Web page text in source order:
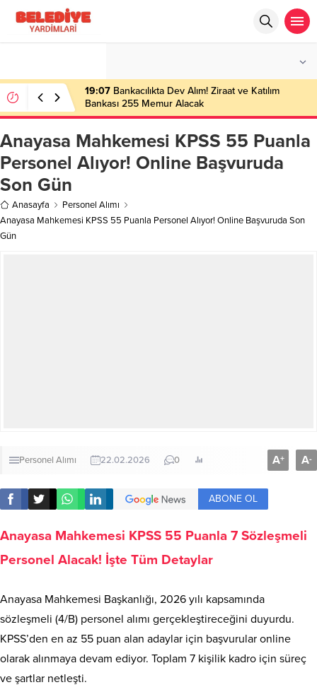
19:07 Bankacılıkta Dev Alım! Ziraat ve Katılım
Bankası 255 Memur Alacak
Anayasa Mahkemesi KPSS 55 Puanla
Personel Alıyor! Online Başvuruda
Son Gün
Anasayfa
Personel Alımı
Anayasa Mahkemesi KPSS 55 Puanla Personel Alıyor! Online Başvuruda Son
Gün
Personel Alımı 22.02.2026 0 A+ A-
ABONE OL
Anayasa Mahkemesi KPSS 55 Puanla 7 Sözleşmeli
Personel Alacak! İşte Tüm Detaylar
Anayasa Mahkemesi Başkanlığı, 2026 yılı kapsamında
sözleşmeli (4/B) personel alımı gerçekleştireceğini duyurdu.
KPSS’den en az 55 puan alan adaylar için başvurular online
olarak alınmaya devam ediyor. Toplam 7 kişilik kadro için süreç
ve şartlar netleşti.